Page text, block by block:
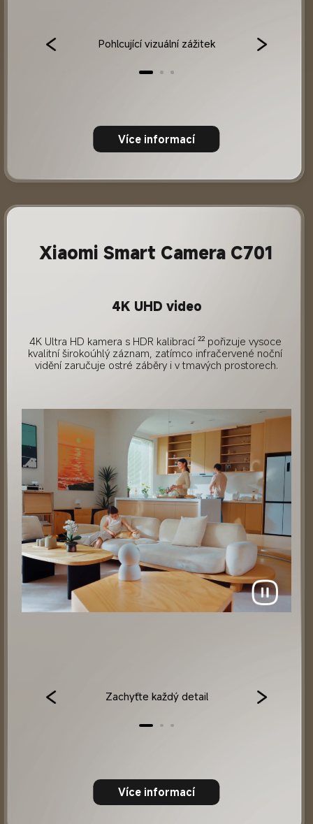
Pohlcující vizuální zážitek
Více informací
Xiaomi Smart Camera C701
4K UHD video
4K Ultra HD kamera s HDR kalibrací ²² pořizuje vysoce
kvalitní širokoúhlý záznam, zatímco infračervené noční
vidění zaručuje ostré záběry i v tmavých prostorech.
Zachyťte každý detail
Více informací